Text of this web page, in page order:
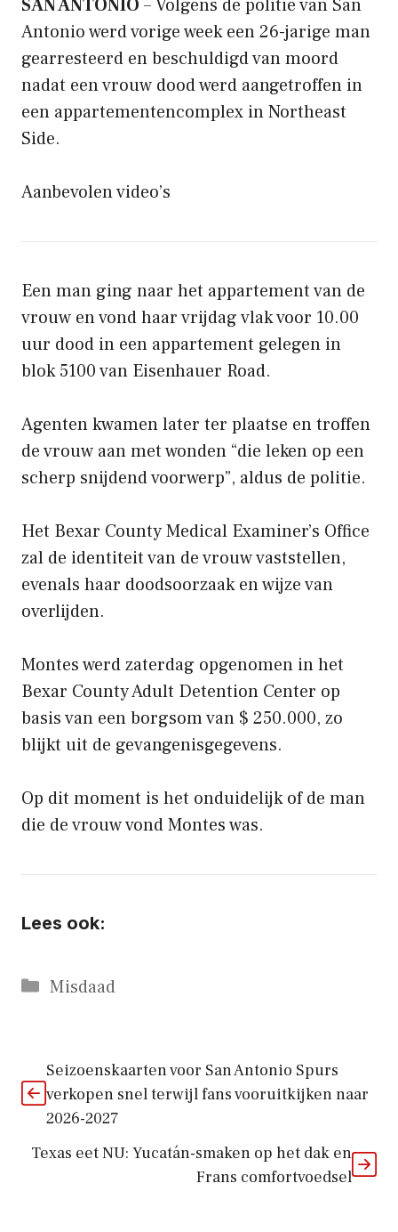
SAN ANTONIO – Volgens de politie van San
Antonio werd vorige week een 26-jarige man
gearresteerd en beschuldigd van moord
nadat een vrouw dood werd aangetroffen in
een appartementencomplex in Northeast
Side.
Aanbevolen video’s
Een man ging naar het appartement van de
vrouw en vond haar vrijdag vlak voor 10.00
uur dood in een appartement gelegen in
blok 5100 van Eisenhauer Road.
Agenten kwamen later ter plaatse en troffen
de vrouw aan met wonden “die leken op een
scherp snijdend voorwerp”, aldus de politie.
Het Bexar County Medical Examiner’s Office
zal de identiteit van de vrouw vaststellen,
evenals haar doodsoorzaak en wijze van
overlijden.
Montes werd zaterdag opgenomen in het
Bexar County Adult Detention Center op
basis van een borgsom van $ 250.000, zo
blijkt uit de gevangenisgegevens.
Op dit moment is het onduidelijk of de man
die de vrouw vond Montes was.
Lees ook:
Categorieën
Misdaad
Seizoenskaarten voor San Antonio Spurs
verkopen snel terwijl fans vooruitkijken naar
2026-2027
Texas eet NU: Yucatán-smaken op het dak en
Frans comfortvoedsel